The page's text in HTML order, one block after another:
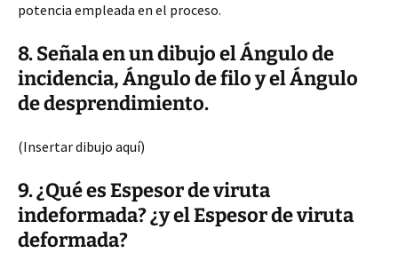
potencia empleada en el proceso.
8. Señala en un dibujo el Ángulo de
incidencia, Ángulo de filo y el Ángulo
de desprendimiento.
(Insertar dibujo aquí)
9. ¿Qué es Espesor de viruta
indeformada? ¿y el Espesor de viruta
deformada?